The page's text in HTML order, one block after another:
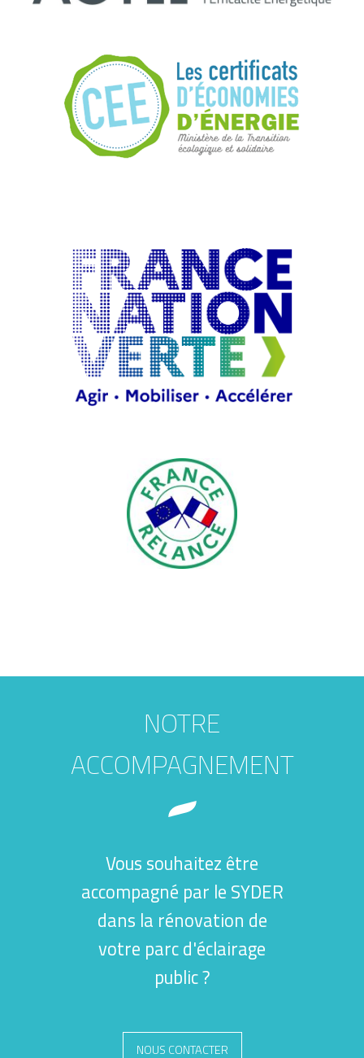
NOTRE
ACCOMPAGNEMENT
Vous souhaitez être
accompagné par le SYDER
dans la rénovation de
votre parc d'éclairage
public ?
NOUS CONTACTER